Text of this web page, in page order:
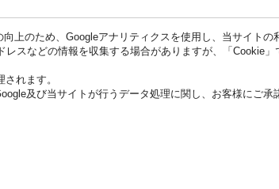
上のため、Googleアナリティクスを使用し、当サイト
スなどの情報を収集する場合がありますが、「Cookie
れます。
及び当サイトが行うデータ処理に関し、お客様にご承